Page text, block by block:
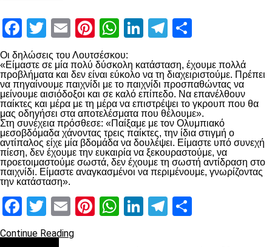
Facebook
Twitter
EmailPinterest
WhatsApp
LinkedIn
Telegram
Οι δηλώσεις του Λουτσέσκου:
«Είμαστε σε μία πολύ δύσκολη κατάσταση, έχουμε πολλά
προβλήματα και δεν είναι εύκολο να τη διαχειριστούμε. Πρέπει
να πηγαίνουμε παιχνίδι με το παιχνίδι προσπαθώντας να
μείνουμε αισιόδοξοι και σε καλό επίπεδο. Να επανέλθουν
παίκτες και μέρα με τη μέρα να επιστρέψει το γκρουπ που θα
μας οδηγήσει στα αποτελέσματα που θέλουμε».
Στη συνέχεια πρόσθεσε: «Παίξαμε με τον Ολυμπιακό
μεσοβδόμαδα χάνοντας τρεις παίκτες, την ίδια στιγμή ο
αντίπαλος είχε μία βδομάδα να δουλέψει. Είμαστε υπό συνεχή
πίεση, δεν έχουμε την ευκαιρία να ξεκουραστούμε, να
προετοιμαστούμε σωστά, δεν έχουμε τη σωστή αντίδραση στο
παιχνίδι. Είμαστε αναγκασμένοι να περιμένουμε, γνωρίζοντας
την κατάσταση».
Facebook
Twitter
EmailPinterest
WhatsApp
LinkedIn
Telegram
Continue Reading